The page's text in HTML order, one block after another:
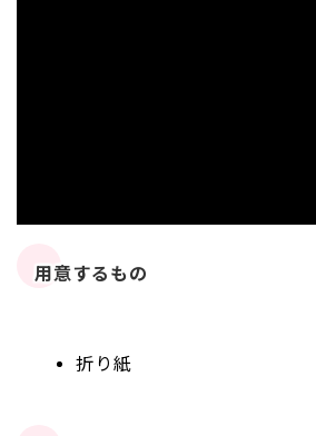
用意するもの
折り紙